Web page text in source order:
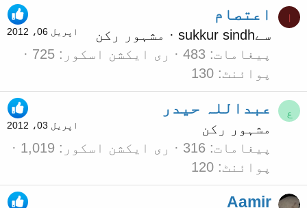
ا
اپریل 06، 2012
اعتصام
مشہور رکن · sukkur sindhسے
پیغامات
483 ری ایکشن اسکور
725
پوائنٹ 130
ع
اپریل 03، 2012
عبداللہ حیدر
مشہور رکن
پیغامات 316 ری ایکشن اسکور
1,019
پوائنٹ 120
Aamir